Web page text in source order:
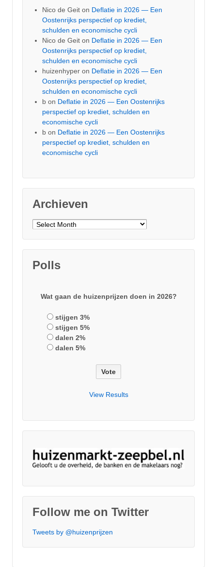
Nico de Geit on Deflatie in 2026 — Een
Oostenrijks perspectief op krediet,
schulden en economische cycli
Nico de Geit on Deflatie in 2026 — Een
Oostenrijks perspectief op krediet,
schulden en economische cycli
huizenhyper on Deflatie in 2026 — Een
Oostenrijks perspectief op krediet,
schulden en economische cycli
b on Deflatie in 2026 — Een Oostenrijks
perspectief op krediet, schulden en
economische cycli
b on Deflatie in 2026 — Een Oostenrijks
perspectief op krediet, schulden en
economische cycli
Archieven
Archieven
Polls
Wat gaan de huizenprijzen doen in 2026?
stijgen 3%
stijgen 5%
dalen 2%
dalen 5%
View Results
Follow me on Twitter
Tweets by @huizenprijzen